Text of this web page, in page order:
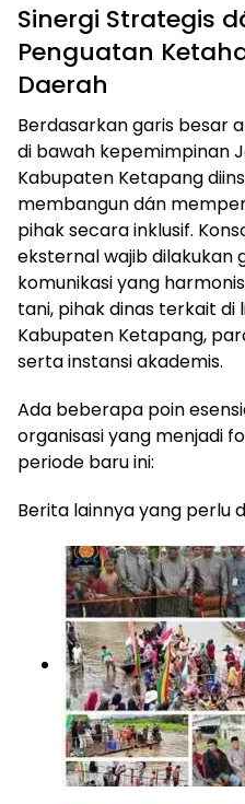
​Sinergi Strategis
Penguatan
Daerah
​Berdasarkan garis besar
di bawah kepemimpinan
Kabupaten Ketapang
membangun dán
pihak secara inklusif.
eksternal wajib dilakukan
komunikasi yang
tani, pihak dinas terkait
Kabupaten Ketapang,
serta instansi akademis.
​Ada beberapa poin
organisasi yang menjadi
periode baru ini:
Berita lainnya yang perlu